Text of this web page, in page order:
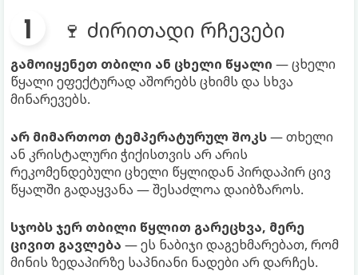
🍷 ძირითადი რჩევები
გამოიყენეთ თბილი ან ცხელი წყალი — ცხელი
წყალი ეფექტურად აშორებს ცხიმს და სხვა
მინარევებს.
არ მიმართოთ ტემპერატურულ შოკს— თხელი
ან კრისტალური ჭიქისთვის არ არის
რეკომენდებული ცხელი წყლიდან პირდაპირ ცივ
წყალში გადაყვანა — შესაძლოა დაიბზაროს.
სჯობს ჯერ თბილი წყლით გარეცხვა, მერე
ცივით გავლება — ეს ნაბიჯი დაგეხმარებათ, რომ
მინის ზედაპირზე საპნიანი ნადები არ დარჩეს.